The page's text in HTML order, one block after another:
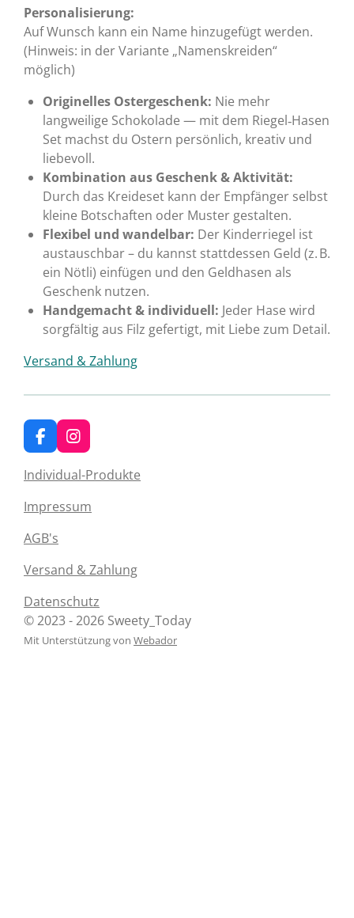
Personalisierung:
Auf Wunsch kann ein Name hinzugefügt werden.
(Hinweis: in der Variante „Namenskreiden“
möglich)
Originelles Ostergeschenk: Nie mehr
langweilige Schokolade — mit dem Riegel‑Hasen
Set machst du Ostern persönlich, kreativ und
liebevoll.
Kombination aus Geschenk & Aktivität:
Durch das Kreideset kann der Empfänger selbst
kleine Botschaften oder Muster gestalten.
Flexibel und wandelbar: Der Kinderriegel ist
austauschbar – du kannst stattdessen Geld (z. B.
ein Nötli) einfügen und den Geldhasen als
Geschenk nutzen.
Handgemacht & individuell: Jeder Hase wird
sorgfältig aus Filz gefertigt, mit Liebe zum Detail.
Versand & Zahlung
F
a
c
e
b
o
o
k
I
n
s
t
a
g
m
Individual-Produkte
Impressum
AGB's
Versand & Zahlung
Datenschutz
© 2023 - 2026 Sweety_Today
Mit Unterstützung von Webador